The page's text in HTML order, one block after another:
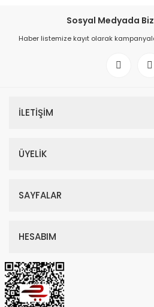
Sosyal Medyada
Haber listemize kayıt olarak
İLETİŞİM
ÜYELİK
SAYFALAR
HESABIM